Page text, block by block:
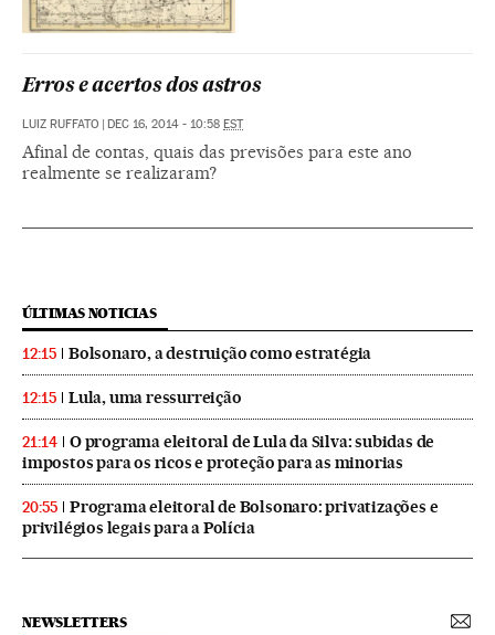
Erros e acertos dos astros
LUIZ RUFFATO | DEC 16, 2014 - 10:58 EST
Afinal de contas, quais das previsões para este ano
realmente se realizaram?
ÚLTIMAS NOTICIAS
12:15 Bolsonaro, a destruição como estratégia
12:15 Lula, uma ressurreição
21:14
O programa eleitoral de Lula da Silva: subidas de
impostos para os ricos e proteção para as minorias
20:55
Programa eleitoral de Bolsonaro: privatizações e
privilégios legais para a Polícia
NEWSLETTERS